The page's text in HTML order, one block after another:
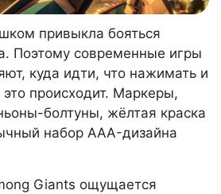
привыкла бояться
Поэтому современные игры
куда идти, что нажимать и
происходит. Маркеры,
болтуны, жёлтая краска
набор AAA-дизайна
Giants ощущается